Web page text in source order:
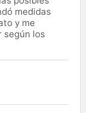
medidas
y me
según los